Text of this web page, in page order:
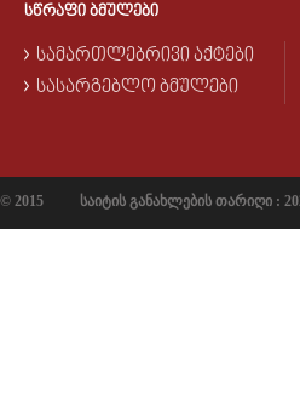
ᲡᲬᲠᲐᲤᲘ ᲑᲛᲣᲚᲔᲑᲘ
ᲡᲐᲛᲐᲠᲗᲚᲔᲑᲠᲘᲕᲘ ᲐᲥᲢᲔᲑᲘ
ᲡᲐᲡᲐᲠᲒᲔᲑᲚᲝ ᲑᲛᲣᲚᲔᲑᲘ
© 2015 საიტის განახლების თარიღი :